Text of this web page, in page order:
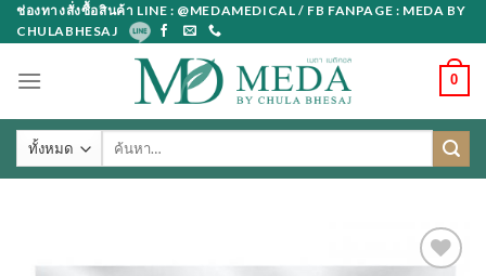
Skip
to
ช่องทางสั่งซื้อสินค้า LINE : @MEDAMEDICAL / FB FANPAGE : MEDA BY
CHULABHESAJ
0
ค้นหา: